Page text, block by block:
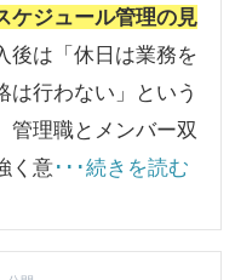
ケジュール管理の見
後は「休日は業務を
は行わない」という
管理職とメンバー双
く意･･･続きを読む